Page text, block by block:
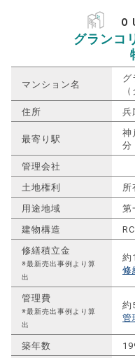
グランコ
マンション名
グ
住所
兵
最寄り駅
神
分
管理会社
土地権利
所
用途地域
第
建物構造
修繕積立金
※最新売出事例より算
出
約
修
管理費
※最新売出事例より算
出
約
管
築年数